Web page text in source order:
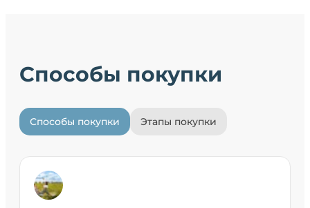
Способы покупки
Способы покупки Этапы покупки